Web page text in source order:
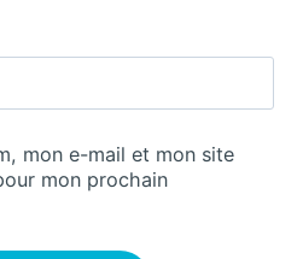
mon e-mail et mon site
mon prochain